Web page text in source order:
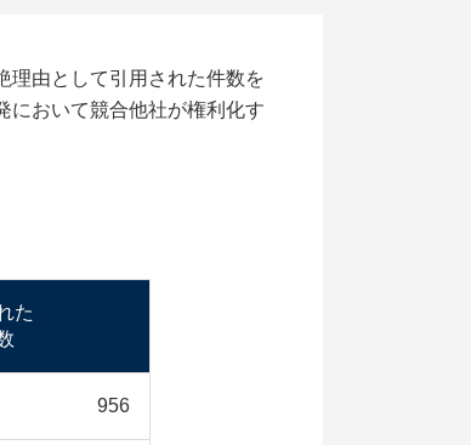
由として引用された件数を
おいて競合他社が権利化す
た
956